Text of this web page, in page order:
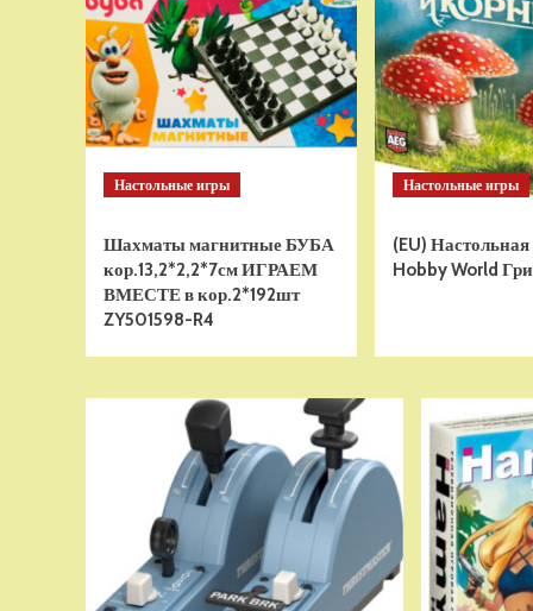
Настольные игры
Шахматы магнитные БУБА
кор.13,2*2,2*7см ИГРАЕМ
ВМЕСТЕ в кор.2*192шт
ZY501598-R4
Настольные игры
(EU) Настольная
Hobby World